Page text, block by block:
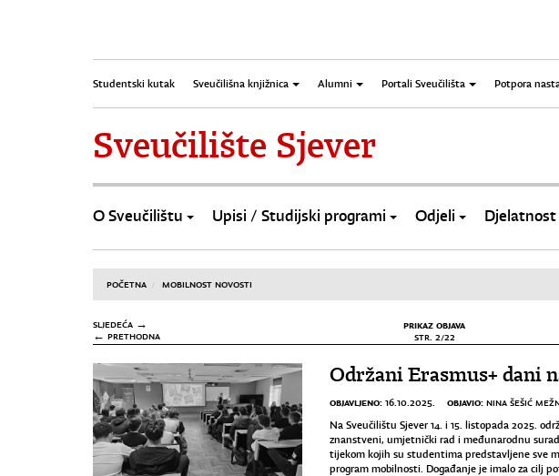
Studentski kutak Sveučilišna knjižnica Alumni Portali Sveučilišta Potpora
Sveučilište Sjever
O Sveučilištu Upisi / Studijski programi Odjeli Djelatnost
POČETNA MOBILNOST NOVOSTI
SLJEDEĆA →
← PRETHODNA
PRIKAZ OBJAVA
STR. 2/22
Održani Erasmus+ dani
OBJAVLJENO: 16.10.2025. OBJAVIO: NINA ŠEŠIĆ
Na Sveučilištu Sjever 14. i 15. listopada 2025.
znanstveni, umjetnički rad i međunarodnu
tijekom kojih su studentima predstavljene sve
program mobilnosti. Događanje je imalo za cilj